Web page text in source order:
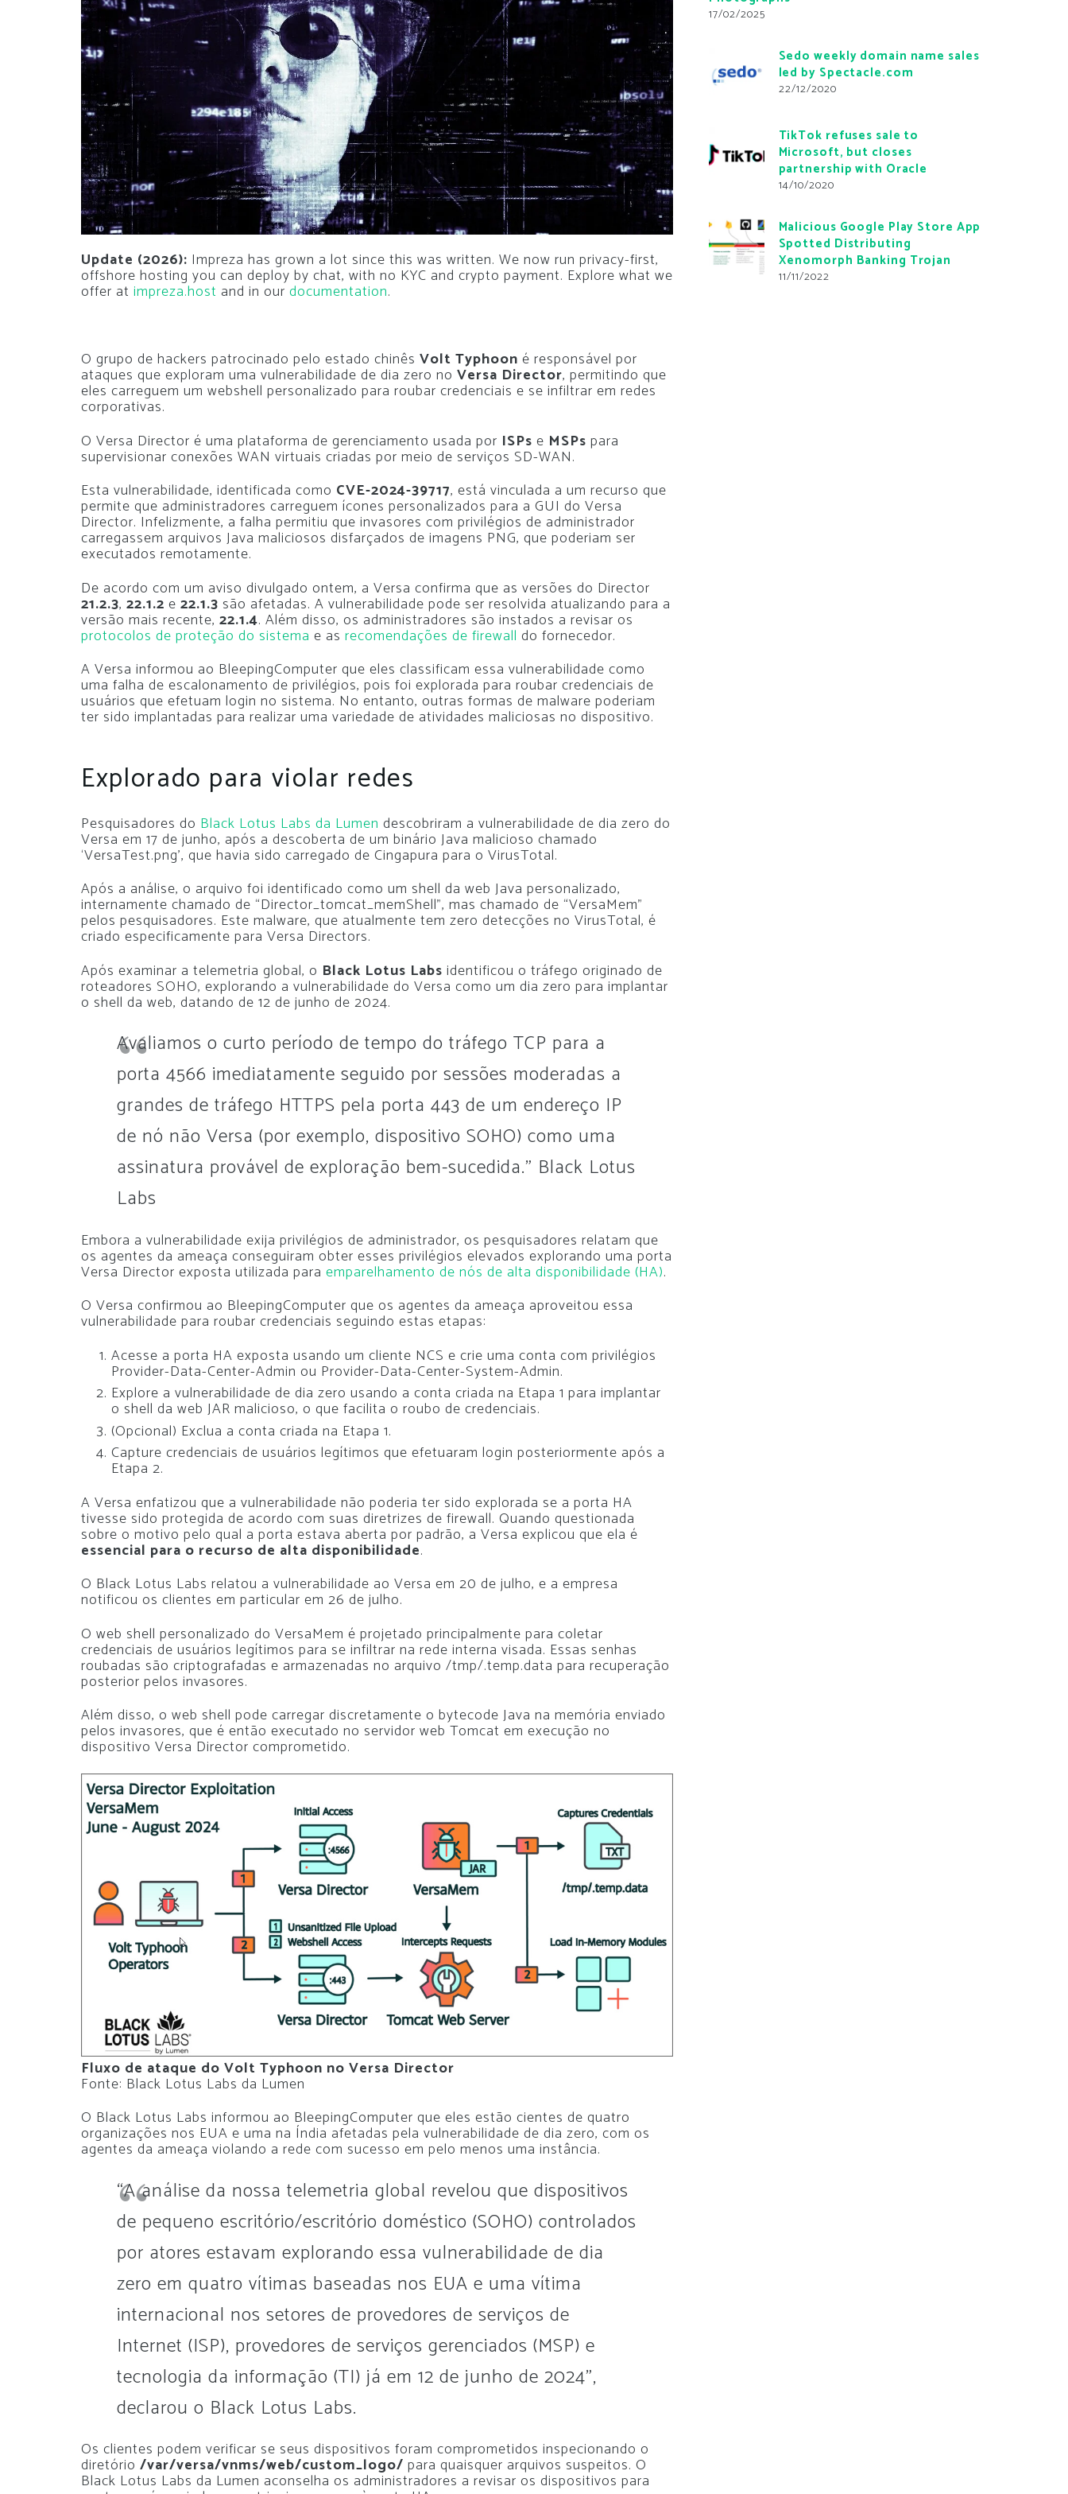
Update (2026): Impreza has grown a lot since this was written. We now run privacy-first,
offshore hosting you can deploy by chat, with no KYC and crypto payment. Explore what we
offer at impreza.host and in our documentation.
O grupo de hackers patrocinado pelo estado chinês Volt Typhoon é responsável por
ataques que exploram uma vulnerabilidade de dia zero no Versa Director, permitindo que
eles carreguem um webshell personalizado para roubar credenciais e se infiltrar em redes
corporativas.
O Versa Director é uma plataforma de gerenciamento usada por ISPs e MSPs para
supervisionar conexões WAN virtuais criadas por meio de serviços SD-WAN.
Esta vulnerabilidade, identificada como CVE-2024-39717, está vinculada a um recurso que
permite que administradores carreguem ícones personalizados para a GUI do Versa
Director. Infelizmente, a falha permitiu que invasores com privilégios de administrador
carregassem arquivos Java maliciosos disfarçados de imagens PNG, que poderiam ser
executados remotamente.
De acordo com um aviso divulgado ontem, a Versa confirma que as versões do Director
21.2.3, 22.1.2 e 22.1.3 são afetadas. A vulnerabilidade pode ser resolvida atualizando para a
versão mais recente, 22.1.4. Além disso, os administradores são instados a revisar os
protocolos de proteção do sistema e as recomendações de firewall do fornecedor.
A Versa informou ao BleepingComputer que eles classificam essa vulnerabilidade como
uma falha de escalonamento de privilégios, pois foi explorada para roubar credenciais de
usuários que efetuam login no sistema. No entanto, outras formas de malware poderiam
ter sido implantadas para realizar uma variedade de atividades maliciosas no dispositivo.
Explorado para violar redes
Pesquisadores do Black Lotus Labs da Lumen descobriram a vulnerabilidade de dia zero do
Versa em 17 de junho, após a descoberta de um binário Java malicioso chamado
‘VersaTest.png’, que havia sido carregado de Cingapura para o VirusTotal.
Após a análise, o arquivo foi identificado como um shell da web Java personalizado,
internamente chamado de “Director_tomcat_memShell”, mas chamado de “VersaMem”
pelos pesquisadores. Este malware, que atualmente tem zero detecções no VirusTotal, é
criado especificamente para Versa Directors.
Após examinar a telemetria global, o Black Lotus Labs identificou o tráfego originado de
roteadores SOHO, explorando a vulnerabilidade do Versa como um dia zero para implantar
o shell da web, datando de 12 de junho de 2024.
Avaliamos o curto período de tempo do tráfego TCP para a
porta 4566 imediatamente seguido por sessões moderadas a
grandes de tráfego HTTPS pela porta 443 de um endereço IP
de nó não Versa (por exemplo, dispositivo SOHO) como uma
assinatura provável de exploração bem-sucedida.” Black Lotus
Labs
Embora a vulnerabilidade exija privilégios de administrador, os pesquisadores relatam que
os agentes da ameaça conseguiram obter esses privilégios elevados explorando uma porta
Versa Director exposta utilizada para emparelhamento de nós de alta disponibilidade (HA).
O Versa confirmou ao BleepingComputer que os agentes da ameaça aproveitou essa
vulnerabilidade para roubar credenciais seguindo estas etapas:
Acesse a porta HA exposta usando um cliente NCS e crie uma conta com privilégios
Provider-Data-Center-Admin ou Provider-Data-Center-System-Admin.
Explore a vulnerabilidade de dia zero usando a conta criada na Etapa 1 para implantar
o shell da web JAR malicioso, o que facilita o roubo de credenciais.
(Opcional) Exclua a conta criada na Etapa 1.
Capture credenciais de usuários legítimos que efetuaram login posteriormente após a
Etapa 2.
A Versa enfatizou que a vulnerabilidade não poderia ter sido explorada se a porta HA
tivesse sido protegida de acordo com suas diretrizes de firewall. Quando questionada
sobre o motivo pelo qual a porta estava aberta por padrão, a Versa explicou que ela é
essencial para o recurso de alta disponibilidade.
O Black Lotus Labs relatou a vulnerabilidade ao Versa em 20 de julho, e a empresa
notificou os clientes em particular em 26 de julho.
O web shell personalizado do VersaMem é ​​projetado principalmente para coletar
credenciais de usuários legítimos para se infiltrar na rede interna visada. Essas senhas
roubadas são criptografadas e armazenadas no arquivo /tmp/.temp.data para recuperação
posterior pelos invasores.
Além disso, o web shell pode carregar discretamente o bytecode Java na memória enviado
pelos invasores, que é então executado no servidor web Tomcat em execução no
dispositivo Versa Director comprometido.
Fluxo de ataque do Volt Typhoon no Versa Director
Fonte: Black Lotus Labs da Lumen
O Black Lotus Labs informou ao BleepingComputer que eles estão cientes de quatro
organizações nos EUA e uma na Índia afetadas pela vulnerabilidade de dia zero, com os
agentes da ameaça violando a rede com sucesso em pelo menos uma instância.
“A análise da nossa telemetria global revelou que dispositivos
de pequeno escritório/escritório doméstico (SOHO) controlados
por atores estavam explorando essa vulnerabilidade de dia
zero em quatro vítimas baseadas nos EUA e uma vítima
internacional nos setores de provedores de serviços de
Internet (ISP), provedores de serviços gerenciados (MSP) e
tecnologia da informação (TI) já em 12 de junho de 2024”,
declarou o Black Lotus Labs.
Os clientes podem verificar se seus dispositivos foram comprometidos inspecionando o
diretório /var/versa/vnms/web/custom_logo/ para quaisquer arquivos suspeitos. O
Black Lotus Labs da Lumen aconselha os administradores a revisar os dispositivos para
17/02/2025
Sedo weekly domain name sales
led by Spectacle.com
22/12/2020
TikTok refuses sale to
Microsoft, but closes
partnership with Oracle
14/10/2020
Malicious Google Play Store App
Spotted Distributing
Xenomorph Banking Trojan
11/11/2022